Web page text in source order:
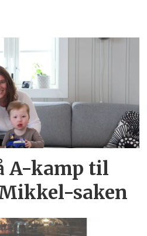
A-kamp til
saken